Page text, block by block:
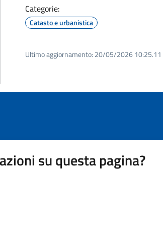
Categorie:
Catasto e urbanistica
Ultimo aggiornamento: 20/05/2026 10:25.11
su questa pagina?